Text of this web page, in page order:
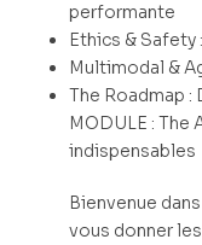
performante
Ethics & Safety
Multimodal &
The Roadmap :
MODULE : The
indispensables
Bienvenue
vous donner